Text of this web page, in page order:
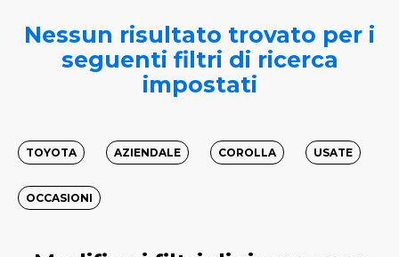
Nessun risultato trovato per i
seguenti filtri di ricerca
impostati
TOYOTA AZIENDALE COROLLA USATE
OCCASIONI